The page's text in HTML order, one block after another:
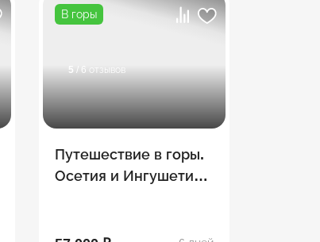
В горы
5 / 6 отзывов
Путешествие в горы.
Осетия и Ингушетия!